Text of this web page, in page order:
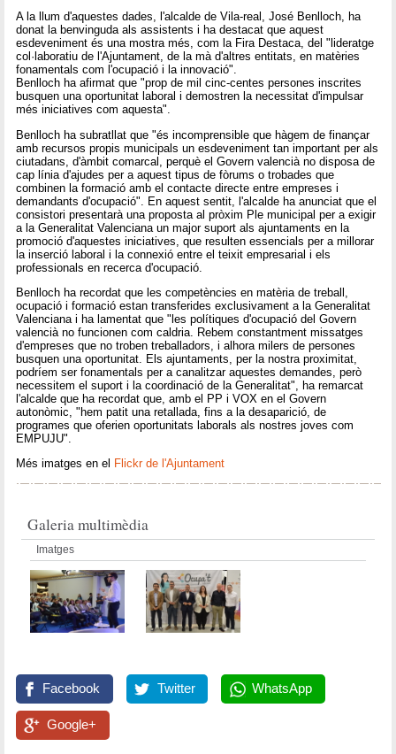
A la llum d'aquestes dades, l'alcalde de Vila-real, José Benlloch, ha
donat la benvinguda als assistents i ha destacat que aquest
esdeveniment és una mostra més, com la Fira Destaca, del "lideratge
col·laboratiu de l'Ajuntament, de la mà d'altres entitats, en matèries
fonamentals com l'ocupació i la innovació".
Benlloch ha afirmat que "prop de mil cinc-centes persones inscrites
busquen una oportunitat laboral i demostren la necessitat d'impulsar
més iniciatives com aquesta".
Benlloch ha subratllat que "és incomprensible que hàgem de finançar
amb recursos propis municipals un esdeveniment tan important per als
ciutadans, d'àmbit comarcal, perquè el Govern valencià no disposa de
cap línia d'ajudes per a aquest tipus de fòrums o trobades que
combinen la formació amb el contacte directe entre empreses i
demandants d'ocupació". En aquest sentit, l'alcalde ha anunciat que el
consistori presentarà una proposta al pròxim Ple municipal per a exigir
a la Generalitat Valenciana un major suport als ajuntaments en la
promoció d'aquestes iniciatives, que resulten essencials per a millorar
la inserció laboral i la connexió entre el teixit empresarial i els
professionals en recerca d'ocupació.
Benlloch ha recordat que les competències en matèria de treball,
ocupació i formació estan transferides exclusivament a la Generalitat
Valenciana i ha lamentat que "les polítiques d'ocupació del Govern
valencià no funcionen com caldria. Rebem constantment missatges
d'empreses que no troben treballadors, i alhora milers de persones
busquen una oportunitat. Els ajuntaments, per la nostra proximitat,
podríem ser fonamentals per a canalitzar aquestes demandes, però
necessitem el suport i la coordinació de la Generalitat", ha remarcat
l'alcalde que ha recordat que, amb el PP i VOX en el Govern
autonòmic, "hem patit una retallada, fins a la desaparició, de
programes que oferien oportunitats laborals als nostres joves com
EMPUJU".
Més imatges en el Flickr de l'Ajuntament
Galeria multimèdia
Imatges
Facebook Twitter WhatsApp
Google+